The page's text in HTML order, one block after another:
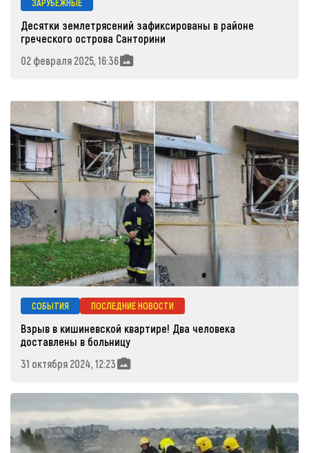
ЗАРУБЕЖНЫЕ
Десятки землетрясений зафиксированы в районе
греческого острова Санторини
02 февраля 2025, 16:36
СОБЫТИЯ ПОСЛЕДНИЕ НОВОСТИ
Взрыв в кишиневской квартире! Два человека
доставлены в больницу
31 октября 2024, 12:23